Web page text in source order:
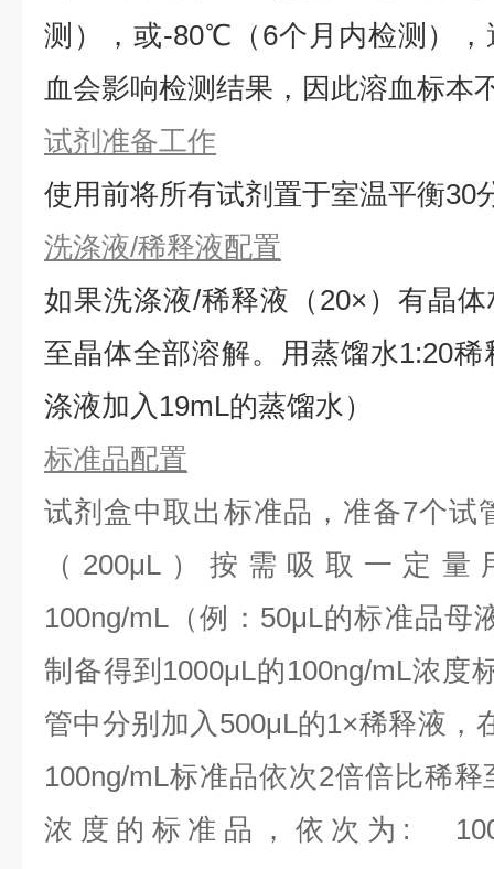
测），或-80℃（6个月内检测）
血会影响检测结果，因此溶血标本
试剂准备工作
使用前将所有试剂置于室温平衡30
洗涤液/稀释液配置
如果洗涤液/稀释液（20×）有晶
⾄晶体全部溶解。用蒸馏水1:20
涤液加入19mL的蒸馏水）
标准品配置
试剂盒中取出标准品，准备7个试
（200μL）按需吸取一定
100ng/mL（例：50μL的标准品母
制备得到1000μL的100ng/mL浓度
管中分别加入500μL的1×稀释液，
100ng/mL标准品依次2倍倍比稀
浓度的标准品，依次为: